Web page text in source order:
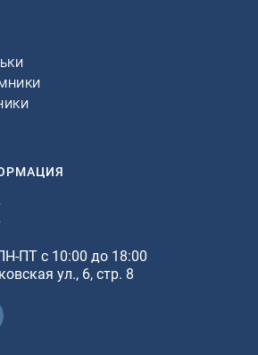
ПТ с 10:00 до 18:00
ул., 6, стр. 8